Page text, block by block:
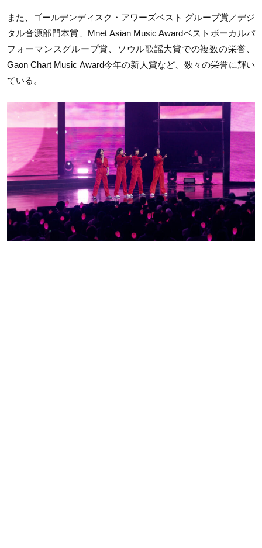
また、ゴールデンディスク・アワーズベスト グループ賞／デジ
タル音源部門本賞、 Mnet Asian Music Awardベストボーカルパ
フォーマンスグループ賞、ソウル歌謡大賞での複数の栄誉、
Gaon Chart Music Award今年の新人賞など、数々の栄誉に輝い
ている。